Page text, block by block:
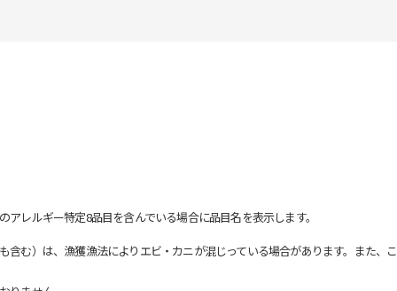
レルギー特定8品目を含んでいる場合に品目名を表示します。
む）は、漁獲漁法によりエビ・カニが混じっている場合があります。また、